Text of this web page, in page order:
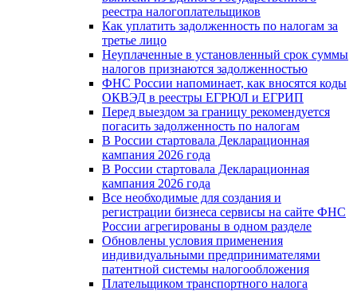
реестра налогоплательщиков
Как уплатить задолженность по налогам за
третье лицо
Неуплаченные в установленный срок суммы
налогов признаются задолженностью
ФНС России напоминает, как вносятся коды
ОКВЭД в реестры ЕГРЮЛ и ЕГРИП
Перед выездом за границу рекомендуется
погасить задолженность по налогам
В России стартовала Декларационная
кампания 2026 года
В России стартовала Декларационная
кампания 2026 года
Все необходимые для создания и
регистрации бизнеса сервисы на сайте ФНС
России агрегированы в одном разделе
Обновлены условия применения
индивидуальными предпринимателями
патентной системы налогообложения
Плательщиком транспортного налога